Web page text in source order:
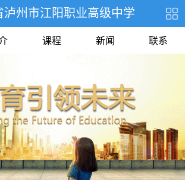
泸州市江阳职业高级中学
课程 新闻 联系